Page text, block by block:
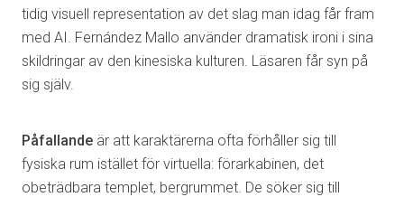
tidig visuell representation av det slag man idag får fram
med AI. Fernández Mallo använder dramatisk ironi i sina
skildringar av den kinesiska kulturen. Läsaren får syn på
sig själv.
Påfallande är att karaktärerna ofta förhåller sig till
fysiska rum istället för virtuella: förarkabinen, det
obeträdbara templet, bergrummet. De söker sig till